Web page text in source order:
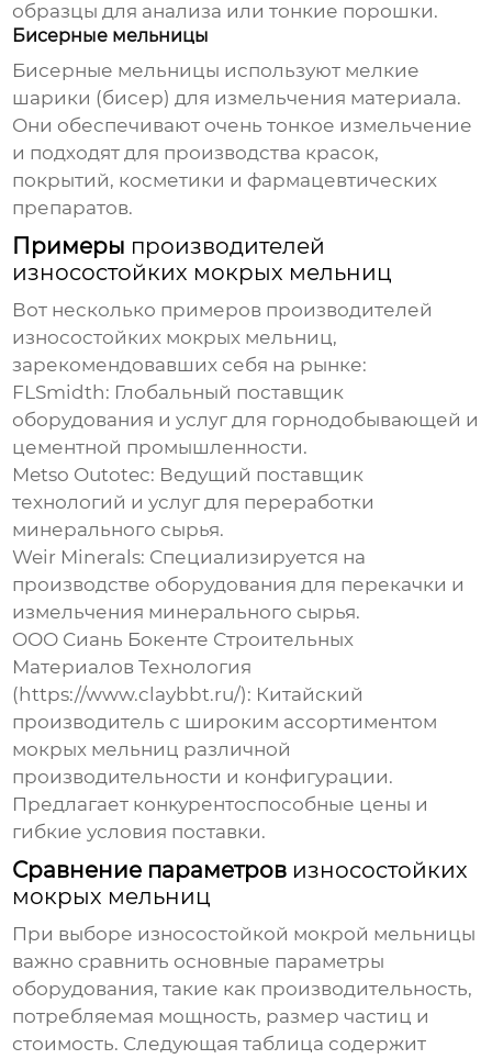
образцы для анализа или тонкие порошки.
Бисерные мельницы
Бисерные мельницы используют мелкие
шарики (бисер) для измельчения материала.
Они обеспечивают очень тонкое измельчение
и подходят для производства красок,
покрытий, косметики и фармацевтических
препаратов.
Примеры производителей
износостойких мокрых мельниц
Вот несколько примеров производителей
износостойких мокрых мельниц,
зарекомендовавших себя на рынке:
FLSmidth: Глобальный поставщик
оборудования и услуг для горнодобывающей и
цементной промышленности.
Metso Outotec: Ведущий поставщик
технологий и услуг для переработки
минерального сырья.
Weir Minerals: Специализируется на
производстве оборудования для перекачки и
измельчения минерального сырья.
ООО Сиань Бокенте Строительных
Материалов Технология
(https://www.claybbt.ru/): Китайский
производитель с широким ассортиментом
мокрых мельниц различной
производительности и конфигурации.
Предлагает конкурентоспособные цены и
гибкие условия поставки.
Сравнение параметров износостойких
мокрых мельниц
При выборе износостойкой мокрой мельницы
важно сравнить основные параметры
оборудования, такие как производительность,
потребляемая мощность, размер частиц и
стоимость. Следующая таблица содержит